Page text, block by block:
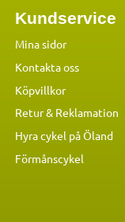
Kundservice
Mina sidor
Kontakta oss
Köpvillkor
Retur & Reklamation
Hyra cykel på Öland
Förmånscykel